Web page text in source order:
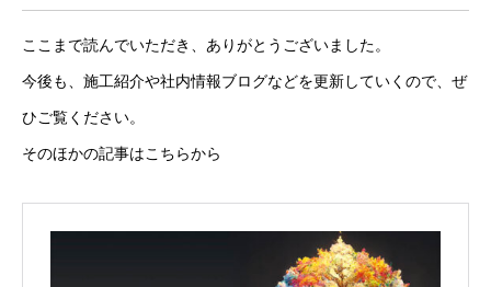
ここまで読んでいただき、ありがとうございました。
今後も、施工紹介や社内情報ブログなどを更新していくので、ぜ
ひご覧ください。
そのほかの記事はこちらから